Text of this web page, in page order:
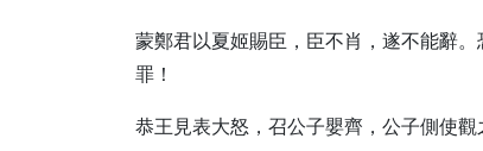
蒙鄭君以夏姬賜臣，臣不肖，遂不能辭
罪！
恭王見表大怒，召公子嬰齊，公子側使觀